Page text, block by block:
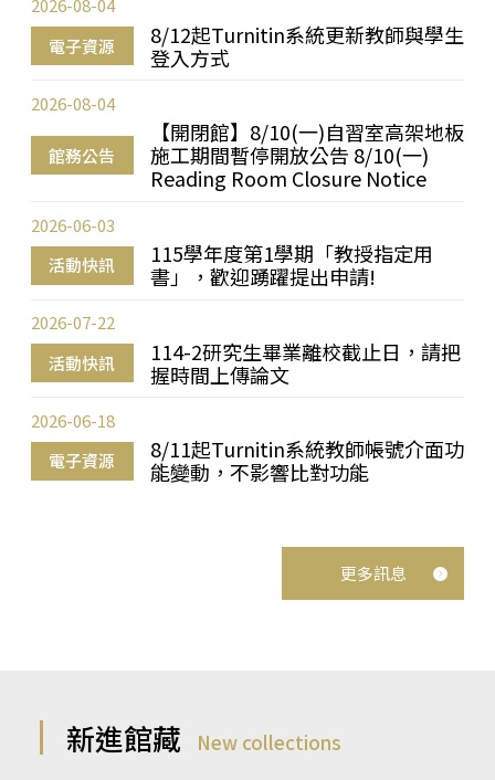
電子資源
8/12起Turnitin系統更新教師與學生
登入方式
2026-08-04
館務公告
【開閉館】8/10(一)自習室高架地板
施工期間暫停開放公告 8/10(一)
Reading Room Closure Notice
2026-08-04
活動快訊
115學年度第1學期「教授指定用
書」，歡迎踴躍提出申請!
2026-06-03
活動快訊
114-2研究生畢業離校截止日，請把
握時間上傳論文
2026-07-22
電子資源
8/11起Turnitin系統教師帳號介面功
能變動，不影響比對功能
2026-06-18
更多訊息
新進館藏 New collections